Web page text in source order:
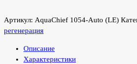
Артикул: AquaChief 1054-Auto (LE)
регенерация
Описание
Характеристики